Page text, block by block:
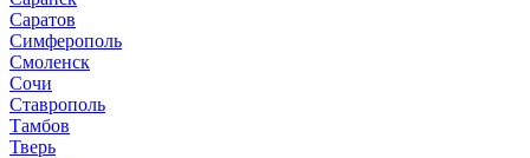
Саратов
Симферополь
Смоленск
Сочи
Ставрополь
Тамбов
Тверь